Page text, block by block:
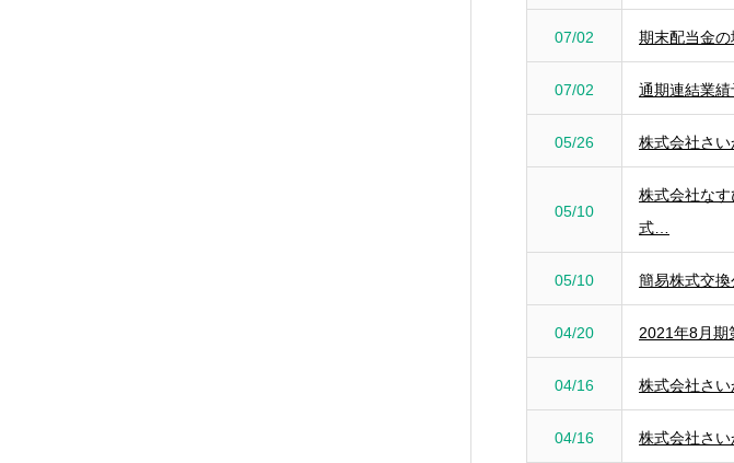
07/02 期末配当金
07/02 通期連結業
05/26 株式会社さ
05/10
株式会社な
式…
05/10 簡易株式交換
04/20 2021年8月期
04/16 株式会社さ
04/16 株式会社さ